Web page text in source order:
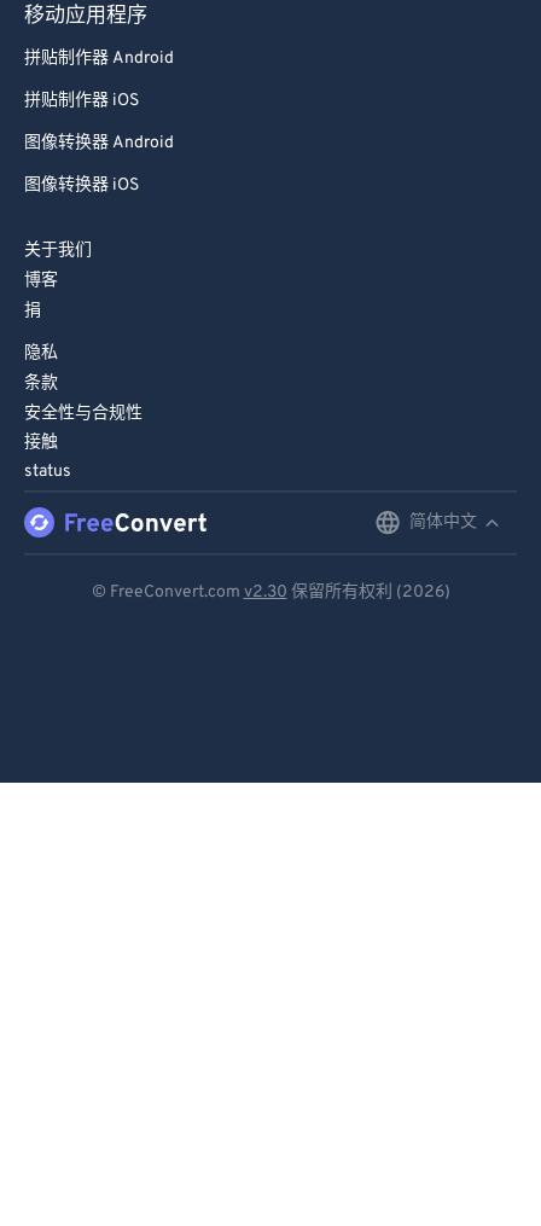
移动应用程序
拼贴制作器 Android
拼贴制作器 iOS
图像转换器 Android
图像转换器 iOS
关于我们
博客
捐
隐私
条款
安全性与合规性
接触
status
简体中文
© FreeConvert.com v2.30 保留所有权利 (2026)